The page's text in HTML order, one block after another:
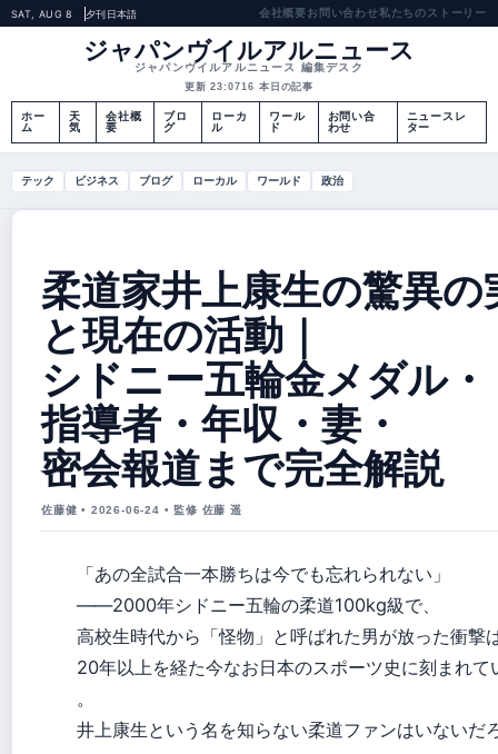
SAT, AUG 8 夕刊日本語 会社概要お問い合わせ私たちのストーリー
ジャパンヴイルアルニュース
ジャパンヴイルアルニュース 編集デスク
更新 23:0716 本日の記事
ホー
ム
天
気
会社概
要
ブロ
グ
ローカ
ル
ワール
ド
お問い合
わせ
ニュースレ
ター
テック ビジネス ブログ ローカル ワールド 政治
柔道家井上康生の驚異の
と現在の活動｜
シドニー五輪金メダル・
指導者・年収・妻・
密会報道まで完全解説
佐藤健 • 2026-06-24 • 監修 佐藤 遥
「あの全試合一本勝ちは今でも忘れられない」
――2000年シドニー五輪の柔道100kg級で、
高校生時代から「怪物」と呼ばれた男が放った衝撃
20年以上を経た今なお日本のスポーツ史に刻まれて
。
井上康生という名を知らない柔道ファンはいないだ